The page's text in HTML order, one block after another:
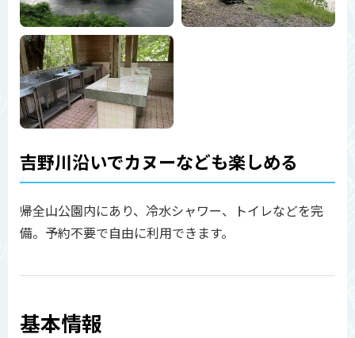
吉野川沿いでカヌーなども楽しめる
帰全山公園内にあり、冷水シャワー、トイレなどを完
備。予約不要で自由に利用できます。
基本情報